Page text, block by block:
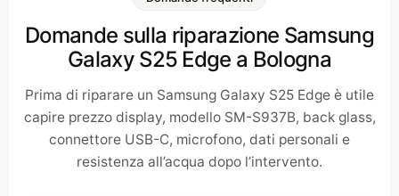
Domande sulla riparazione Samsung
Galaxy S25 Edge a Bologna
Prima di riparare un Samsung Galaxy S25 Edge è utile
capire prezzo display, modello SM-S937B, back glass,
connettore USB-C, microfono, dati personali e
resistenza all’acqua dopo l’intervento.